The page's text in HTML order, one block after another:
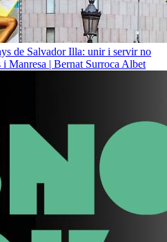
de Salvador Illa: unir i servir no
i Manresa | Bernat Surroca Albet